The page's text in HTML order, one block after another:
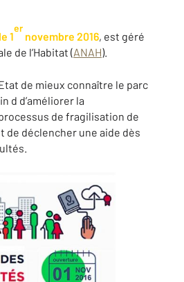
1
er
novembre 2016, est géré
de l’Habitat (ANAH).
de mieux connaître le parc
d d’améliorer la
de fragilisation de
de déclencher une aide dès